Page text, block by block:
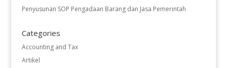
Penyusunan SOP Pengadaan Barang dan Jasa Pemerintah
Categories
Accounting and Tax
Artikel